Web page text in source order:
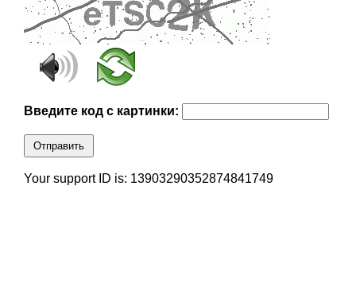
Введите код с картинки:
Отправить
Your support ID is: 13903290352874841749